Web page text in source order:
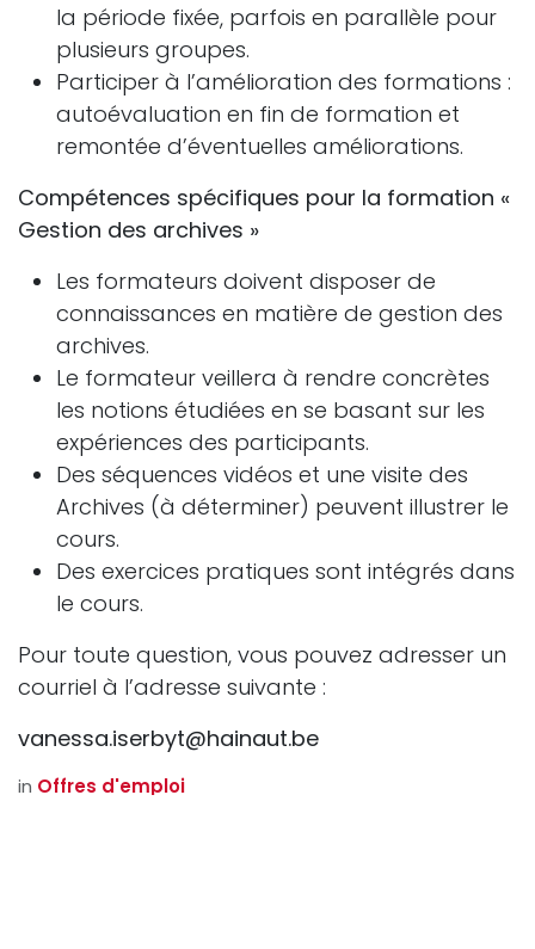
la période fixée, parfois en parallèle pour
plusieurs groupes.
Participer à l’amélioration des formations :
autoévaluation en fin de formation et
remontée d’éventuelles améliorations.
Compétences spécifiques pour la formation «
Gestion des archives »
Les formateurs doivent disposer de
connaissances en matière de gestion des
archives.
Le formateur veillera à rendre concrètes
les notions étudiées en se basant sur les
expériences des participants.
Des séquences vidéos et une visite des
Archives (à déterminer) peuvent illustrer le
cours.
Des exercices pratiques sont intégrés dans
le cours.
Pour toute question, vous pouvez adresser un
courriel à l’adresse suivante :
vanessa.iserbyt@hainaut.be
in Offres d'emploi